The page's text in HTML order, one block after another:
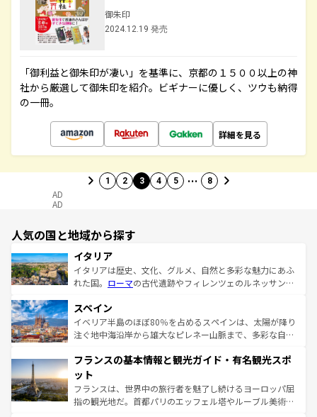
御朱印
2024.12.19 発売
「御利益と御朱印が凄い」を基準に、京都の１５００以上の神
社から厳選して御朱印を紹介。ビギナーに優しく、ツウも納得
の一冊。
詳細を見る
1 2 3 4 5 … 8
AD
AD
人気の国と地域から探す
イタリア
イタリアは歴史、文化、グルメ、自然と多彩な魅力にあふ
れた国。 ローマの古代遺跡やフィレンツェのルネッサンス
ろん、トスカーナの美しい田園風景やアマルフィ海岸の絶
景など、自然景観も見逃せない。観光の合間には、本場の
ピザやパスタなど、絶品のイタリア料理を堪能することも
ませてくれるイタリアで、忘れられない旅をしてみよう！
なお、新着のイタリア情報は
しい。
スペイン
イベリア半島のほぼ80％を占めるスペインは、太陽が降り
注ぐ地中海沿岸から雄大なピレネー山脈まで、多彩な自然
文化が根付くこの国では、情熱的なフラメンコ、熱気あふ
れる闘牛、そして美味しいタパスが生活の一部となってい
る。首都マドリードの洗練された雰囲気や、バルセロナの
アートに溢れた街角から、地方では古代ローマ遺跡や中世
フランスの基本情報と観光ガイド・有名観光スポ
ット
フランスは、世界中の旅行者を魅了し続けるヨーロッパ屈
指の観光地だ。首都パリのエッフェル塔やルーブル美術館